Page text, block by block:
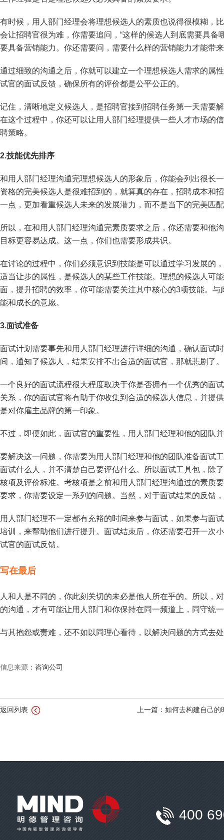
有时候，用人部门经理会将理想候选人的素质也说得很模糊，
会让招聘官很为难，你需要追问，“这样的候选人到底需要具
要具备营销能力。你还需要问，需要什么样的营销能力才能带
通过细致的沟通之后，你就可以建立一个理想候选人需求的属
试官的面试反馈，确保所有的评价都是公平公正的。
记住，清晰地定义候选人，是招聘官接到招聘任务第一天需要
在这个过程中，你还可以让用人部门经理提供一些人才市场的
聘策略。
2.技能优先排序
和用人部门经理沟通完理想候选人的形象后，你能会列出很长
资格的完美候选人是很难招到的，就算真的存在，招聘成本和
一点，更加看重候选人未来的发展潜力，而不是当下的完美匹
所以，在和用人部门经理沟通完素质要求之后，你还需要和他
目标更容易达成。这一点，你们也需要形成共识。
在讨论的过程中，你们必须意识到技能是可以通过学习发展的
适当让步的属性，是候选人的某些工作技能。理想的候选人可
面，提升招聘的效率，你可能需要关注其中核心的3项技能。
能和成长的意愿。
3.面试准备
面试计划需要事先和用人部门经理进行详细的沟通，确认面试
间，通知了候选人，结果安排不出合适的面试官，那就悲剧了。
一个良好的面试流程很大程度取决于你是否拥有一个优秀的面
关系，你的面试官将有助于你收集到合适的候选人信息，并提
是对你雇主品牌的第一印象。
不过，即便如此，面试官的重要性，用人部门经理和他的团队
要解决这一问题，你需要为用人部门经理和他的团队准备面试
面试什么人，并不清楚自己要评估什么。所以面试工具包，除
核项及评价标准。考核项是之前和用人部门经理沟通过的素质
要求，你需要设定一系列的问题。当然，对于面试结果的反馈
用人部门经理不一定都有充裕的时间来参与面试，如果参与面
培训，来帮助他们进行提升。面试结束后，你还需要召开一次
试官的面试反馈。
写在最后
人和人是不同的，你此刻关切的未必是他人所在乎的。所以，
的沟通，才有可能让用人部门和你保持在同一频道上，同守统
与其抱怨或责难，还不如以同理心看待，以解决问题的方式去
信息来源： 咨询公司
返回列表 上一篇：如何去构建自己
400